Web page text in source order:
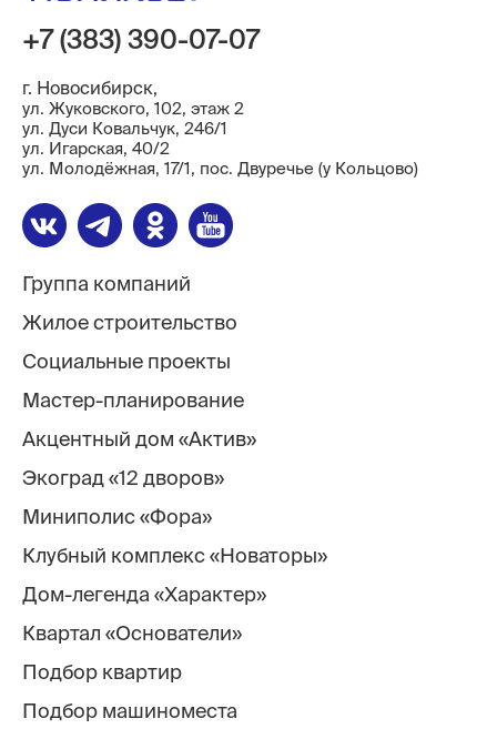
+7 (383) 390-07-07
г. Новосибирск,
ул. Жуковского, 102, этаж 2
ул. Дуси Ковальчук, 246/1
ул. ​Игарская, 40/2
ул. Молодёжная, 17/1, пос. Двуречье (у Кольцово)
Группа компаний
Жилое строительство
Социальные проекты
Мастер-планирование
Акцентный дом «Актив»
Экоград «12 дворов»
Миниполис «Фора»
Клубный комплекс «Новаторы»
Дом-легенда «Характер»
Квартал «Основатели»
Подбор квартир
Подбор машиноместа